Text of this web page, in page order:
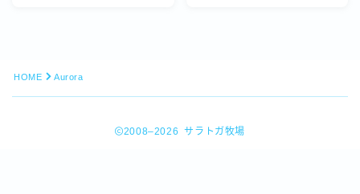
HOME Aurora
2008–2026 サラトガ牧場